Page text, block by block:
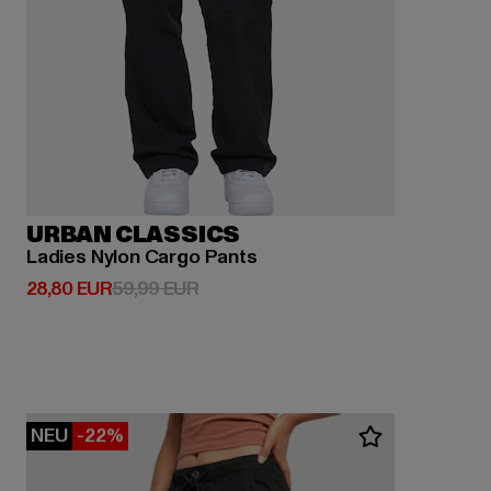
URBAN CLASSICS
Ladies Nylon Cargo Pants
28,80 EUR
Derzeitiger Preis: 28,80 EUR
59,99 EURAktionspreis: 59,99 EUR
NEU -22%